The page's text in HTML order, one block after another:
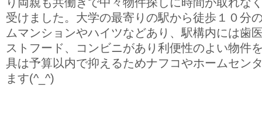
受けました。大学の最寄りの駅から徒歩１０分
ムマンションやハイツなどあり、駅構内には歯
ストフード、コンビニがあり利便性のよい物件
具は予算以内で抑えるためナフコやホームセン
ます(^_^)